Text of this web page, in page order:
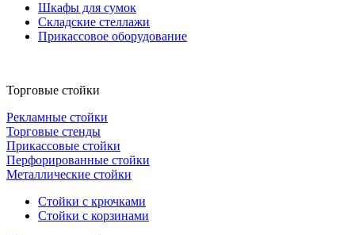
Шкафы для сумок
Складские стеллажи
Прикассовое оборудование
Торговые стойки
Рекламные стойки
Торговые стенды
Прикассовые стойки
Перфорированные стойки
Металлические стойки
Стойки с крючками
Стойки с корзинами